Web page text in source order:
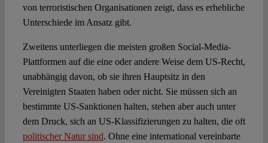
von terroristischen Organisationen zeigt, dass es erhebliche
Unterschiede im Ansatz gibt.
Zweitens unterliegen die meisten großen Social-Media-
Plattformen auf die eine oder andere Weise dem US-Recht,
unabhängig davon, ob sie ihren Hauptsitz in den
Vereinigten Staaten haben oder nicht. Sie müssen sich an
bestimmte US-Sanktionen halten, stehen aber auch unter
dem Druck, sich an US-Klassifizierungen zu halten, die oft
politischer Natur sind. Ohne eine international vereinbarte